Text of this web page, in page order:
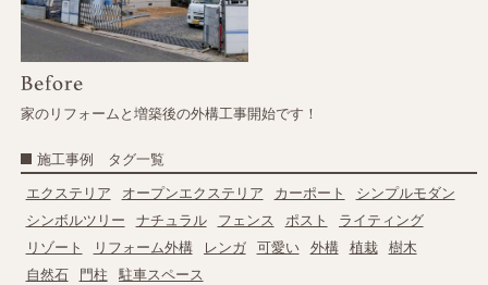
家のリフォームと増築後の外構工事開始です！
施工事例 タグ一覧
エクステリア オープンエクステリア カーポート
シンプルモダン
シンボルツリー
ナチュラル フェンス ポスト
ライティング
リゾート
リフォーム外構 レンガ 可愛い 外構 植栽
樹木
自然石
門柱 駐車スペース